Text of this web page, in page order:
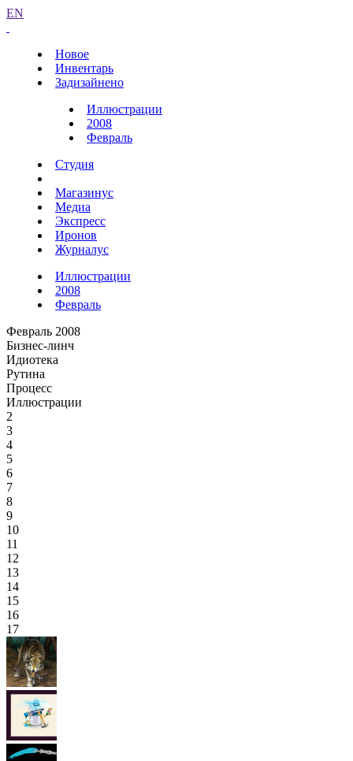
EN
Новое
Инвентарь
Задизайнено
Иллюстрации
2008
Февраль
Студия
Магазинус
Медиа
Экспресс
Иронов
Журналус
Иллюстрации
2008
Февраль
Февраль 2008
Бизнес-линч
Идиотека
Рутина
Процесс
Иллюстрации
2
3
4
5
6
7
8
9
10
11
12
13
14
15
16
17